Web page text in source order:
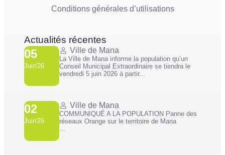
Conditions générales d’utilisations
Actualités récentes
05
Juin'26
Ville de Mana
La Ville de Mana informe la population qu’un
Conseil Municipal Extraordinaire se tiendra le
vendredi 5 juin 2026 à partir...
02
Juin'26
Ville de Mana
COMMUNIQUÉ A LA POPULATION Panne des
réseaux Orange sur le territoire de Mana
...